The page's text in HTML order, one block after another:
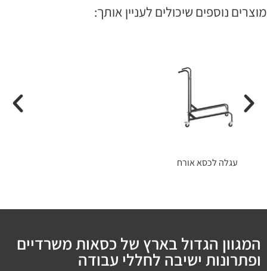
מוצרים נוספים שיכולים לעניין אותך:
עגלה לכסא אורח
המגוון הגדול בארץ של כסאות משרדיים
ופתרונות ישיבה לחללי עבודה